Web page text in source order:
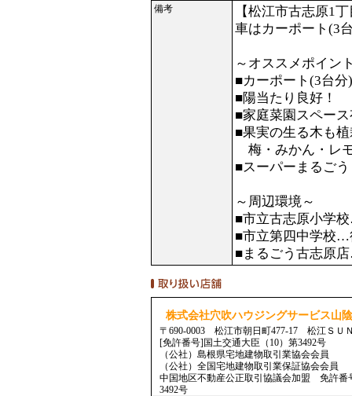
備考
【松江市古志原1
車はカーポート(3
～オススメポイン
■カーポート(3台
■陽当たり良好！
■家庭菜園スペー
■果実の生る木も
梅・みかん・レ
■スーパーまるご
～周辺環境～
■市立古志原小学
■市立第四中学校…
■まるごう古志原
株式会社穴吹ハウジングサービス山
〒690-0003 松江市朝日町477-17 松江ＳＵ
[免許番号]国土交通大臣（10）第3492号
（公社）島根県宅地建物取引業協会会員
（公社）全国宅地建物取引業保証協会会員
中国地区不動産公正取引協議会加盟 免許番
3492号